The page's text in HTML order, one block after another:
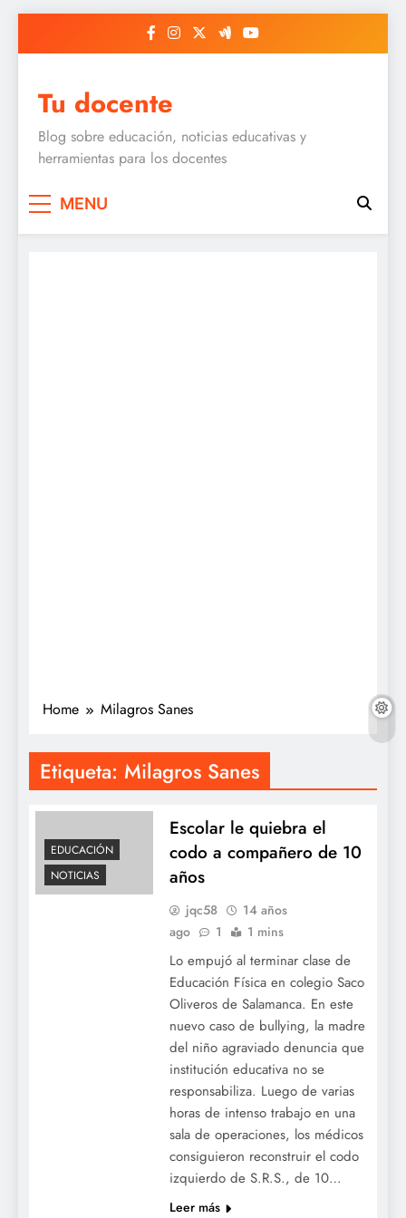
Tu docente
Blog sobre educación, noticias educativas y
herramientas para los docentes
MENU
Home Milagros Sanes
Etiqueta: Milagros Sanes
EDUCACIÓN
NOTICIAS
Escolar le quiebra el
codo a compañero de 10
años
jqc58
14 años
ago
1 1 mins
Lo empujó al terminar clase de
Educación Física en colegio Saco
Oliveros de Salamanca. En este
nuevo caso de bullying, la madre
del niño agraviado denuncia que
institución educativa no se
responsabiliza. Luego de varias
horas de intenso trabajo en una
sala de operaciones, los médicos
consiguieron reconstruir el codo
izquierdo de S.R.S., de 10…
Leer más